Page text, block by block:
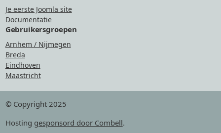
Je eerste Joomla site
Documentatie
Gebruikersgroepen
Arnhem / Nijmegen
Breda
Eindhoven
Maastricht
© Copyright 2025
Hosting gesponsord door Combell.